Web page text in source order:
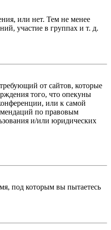
или нет. Тем не менее
участие в группах и т. д.
от сайтов, которые
того, что опекуны
или к самой
по правовым
и/или юридических
под которым вы пытаетесь